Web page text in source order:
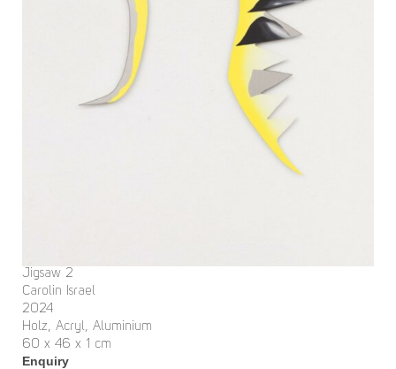
Jigsaw 2
Carolin Israel
2024
Holz, Acryl, Aluminium
60 x 46 x 1 cm
Enquiry